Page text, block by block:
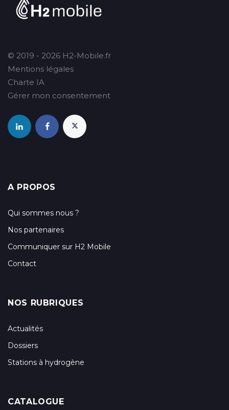
© 2019 - 2026 H2-Mobile.fr
Mentions légales
Charte IA
Gérer mon consentement
A PROPOS
Qui sommes nous ?
Nos partenaires
Communiquer sur H2 Mobile
Contact
NOS RUBRIQUES
Actualités
Dossiers
Stations à hydrogène
CATALOGUE